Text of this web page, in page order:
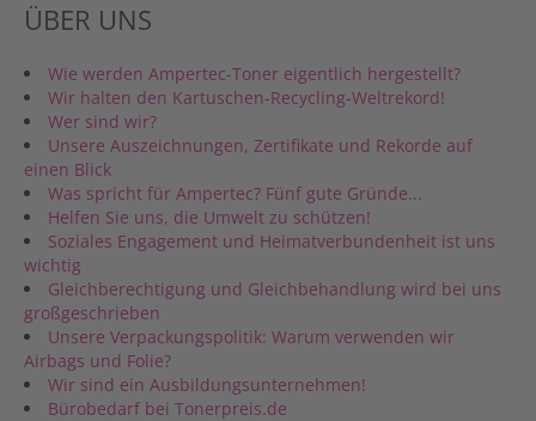
ÜBER UNS
Wie werden Ampertec-Toner eigentlich hergestellt?
Wir halten den Kartuschen-Recycling-Weltrekord!
Wer sind wir?
Unsere Auszeichnungen, Zertifikate und Rekorde auf
einen Blick
Was spricht für Ampertec? Fünf gute Gründe...
Helfen Sie uns, die Umwelt zu schützen!
Soziales Engagement und Heimatverbundenheit ist uns
wichtig
Gleichberechtigung und Gleichbehandlung wird bei uns
großgeschrieben
Unsere Verpackungspolitik: Warum verwenden wir
Airbags und Folie?
Wir sind ein Ausbildungsunternehmen!
Bürobedarf bei Tonerpreis.de